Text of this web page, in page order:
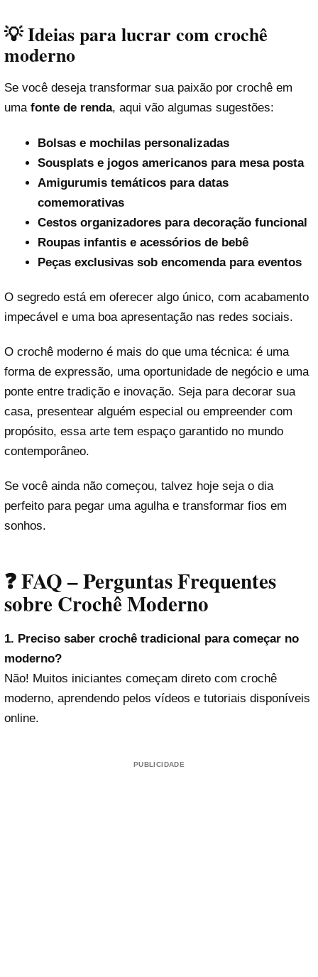
💡 Ideias para lucrar com crochê
moderno
Se você deseja transformar sua paixão por crochê em
uma fonte de renda, aqui vão algumas sugestões:
Bolsas e mochilas personalizadas
Sousplats e jogos americanos para mesa posta
Amigurumis temáticos para datas
comemorativas
Cestos organizadores para decoração funcional
Roupas infantis e acessórios de bebê
Peças exclusivas sob encomenda para eventos
O segredo está em oferecer algo único, com acabamento
impecável e uma boa apresentação nas redes sociais.
O crochê moderno é mais do que uma técnica: é uma
forma de expressão, uma oportunidade de negócio e uma
ponte entre tradição e inovação. Seja para decorar sua
casa, presentear alguém especial ou empreender com
propósito, essa arte tem espaço garantido no mundo
contemporâneo.
Se você ainda não começou, talvez hoje seja o dia
perfeito para pegar uma agulha e transformar fios em
sonhos.
❓ FAQ – Perguntas Frequentes
sobre Crochê Moderno
1. Preciso saber crochê tradicional para começar no
moderno?
Não! Muitos iniciantes começam direto com crochê
moderno, aprendendo pelos vídeos e tutoriais disponíveis
online.
PUBLICIDADE